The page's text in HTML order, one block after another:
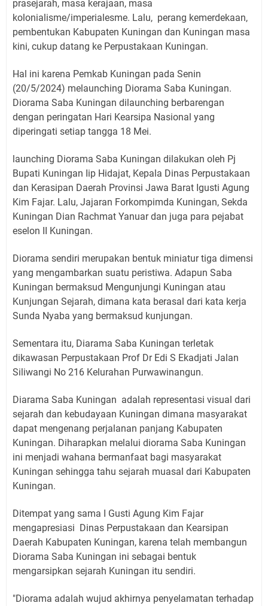
Agustus 2026
prasejarah, masa kerajaan, masa
kolonialisme/imperialesme. Lalu, perang kemerdekaan,
pembentukan Kabupaten Kuningan dan Kuningan masa
kini, cukup datang ke Perpustakaan Kuningan.
Hal ini karena Pemkab Kuningan pada Senin
(20/5/2024) melaunching Diorama Saba Kuningan.
Diorama Saba Kuningan dilaunching berbarengan
dengan peringatan Hari Kearsipa Nasional yang
diperingati setiap tangga 18 Mei.
launching Diorama Saba Kuningan dilakukan oleh Pj
Bupati Kuningan Iip Hidajat, Kepala Dinas Perpustakaan
dan Kerasipan Daerah Provinsi Jawa Barat Igusti Agung
Kim Fajar. Lalu, Jajaran Forkompimda Kuningan, Sekda
Kuningan Dian Rachmat Yanuar dan juga para pejabat
eselon II Kuningan.
Diorama sendiri merupakan bentuk miniatur tiga dimensi
yang mengambarkan suatu peristiwa. Adapun Saba
Kuningan bermaksud Mengunjungi Kuningan atau
Kunjungan Sejarah, dimana kata berasal dari kata kerja
Sunda Nyaba yang bermaksud kunjungan.
Sementara itu, Diarama Saba Kuningan terletak
dikawasan Perpustakaan Prof Dr Edi S Ekadjati Jalan
Siliwangi No 216 Kelurahan Purwawinangun.
Diarama Saba Kuningan adalah representasi visual dari
sejarah dan kebudayaan Kuningan dimana masyarakat
dapat mengenang perjalanan panjang Kabupaten
Kuningan. Diharapkan melalui diorama Saba Kuningan
ini menjadi wahana bermanfaat bagi masyarakat
Kuningan sehingga tahu sejarah muasal dari Kabupaten
Kuningan.
Ditempat yang sama I Gusti Agung Kim Fajar
mengapresiasi Dinas Perpustakaan dan Kearsipan
Daerah Kabupaten Kuningan, karena telah membangun
Diorama Saba Kuningan ini sebagai bentuk
mengarsipkan sejarah Kuningan itu sendiri.
"Diorama adalah wujud akhirnya penyelamatan terhadap